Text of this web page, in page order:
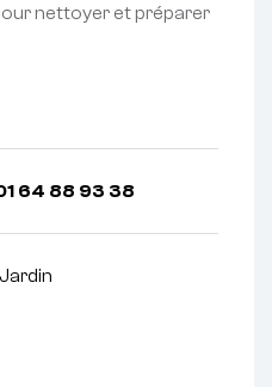
nettoyer et préparer
64 88 93 38